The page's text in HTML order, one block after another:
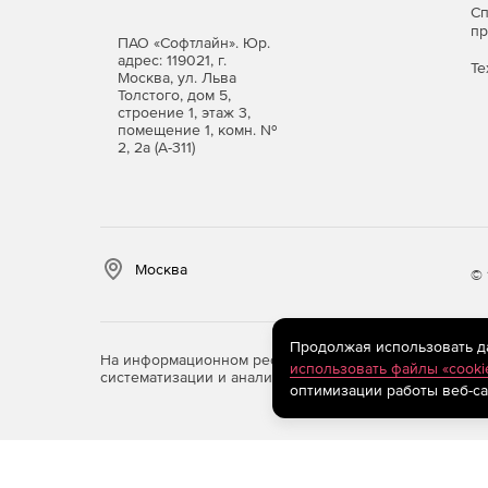
Поиск в смете и актах.
Фильтр во всех справочниках.
Автоматический расчет массы строительного
ПАО «Софтлайн». Юр.
адрес: 119021, г.
Москва, ул. Льва
Толстого, дом 5,
строение 1, этаж 3,
помещение 1, комн. №
2, 2а (А-311)
Москва ©
На информационном ресурсе store.softline.ru
систематизации и анализа сведений, относящихся
Продолжая использовать
использовать файлы
оптимизации работы веб-